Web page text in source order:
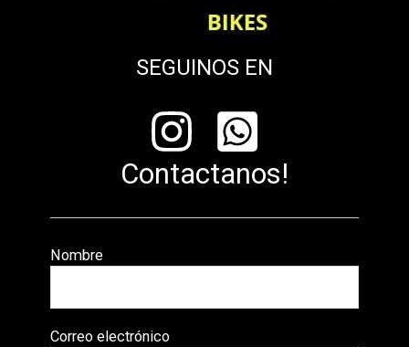
SEGUINOS EN
Contactanos!
Nombre
Correo electrónico